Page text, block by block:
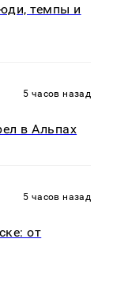
темпы и
5 часов назад
в Альпах
5 часов назад
от